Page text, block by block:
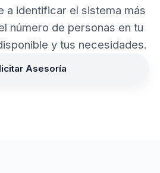
a identificar el sistema más
número de personas en tu
y tus necesidades.
Asesoría